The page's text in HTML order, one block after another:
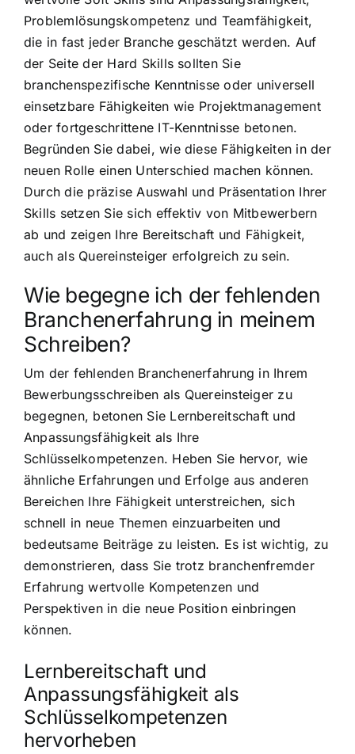
Problemlösungskompetenz und Teamfähigkeit,
die in fast jeder Branche geschätzt werden. Auf
der Seite der Hard Skills sollten Sie
branchenspezifische Kenntnisse oder universell
einsetzbare Fähigkeiten wie Projektmanagement
oder fortgeschrittene IT-Kenntnisse betonen.
Begründen Sie dabei, wie diese Fähigkeiten in der
neuen Rolle einen Unterschied machen können.
Durch die präzise Auswahl und Präsentation Ihrer
Skills setzen Sie sich effektiv von Mitbewerbern
ab und zeigen Ihre Bereitschaft und Fähigkeit,
auch als Quereinsteiger erfolgreich zu sein.
Wie begegne ich der fehlenden
Branchenerfahrung in meinem
Schreiben?
Um der fehlenden Branchenerfahrung in Ihrem
Bewerbungsschreiben als Quereinsteiger zu
begegnen, betonen Sie Lernbereitschaft und
Anpassungsfähigkeit als Ihre
Schlüsselkompetenzen. Heben Sie hervor, wie
ähnliche Erfahrungen und Erfolge aus anderen
Bereichen Ihre Fähigkeit unterstreichen, sich
schnell in neue Themen einzuarbeiten und
bedeutsame Beiträge zu leisten. Es ist wichtig, zu
demonstrieren, dass Sie trotz branchenfremder
Erfahrung wertvolle Kompetenzen und
Perspektiven in die neue Position einbringen
können.
Lernbereitschaft und
Anpassungsfähigkeit als
Schlüsselkompetenzen
hervorheben